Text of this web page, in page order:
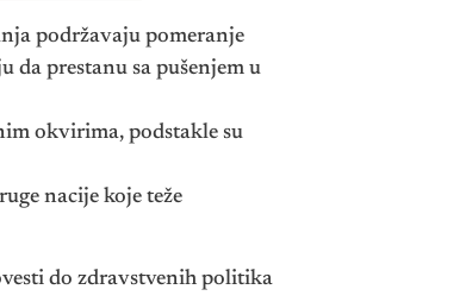
podržavaju pomeranje
da prestanu sa pušenjem u
okvirima, podstakle su
nacije koje teže
do zdravstvenih politika